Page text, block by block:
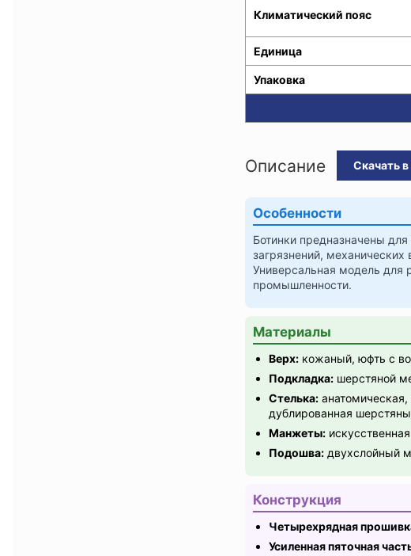
Климатический пояс
Единица
Упаковка
Описание Скачать в
Особенности
Ботинки предназначены
загрязнений, механических
Универсальная модель для
промышленности.
Материалы
Верх:кожаный, юфть с
Подкладка:шерстяной
Стелька:анатомическая,
дублированная
Манжеты:
Подошва:двухслойный
Конструкция
Четырехрядная
Усиленная пяточная